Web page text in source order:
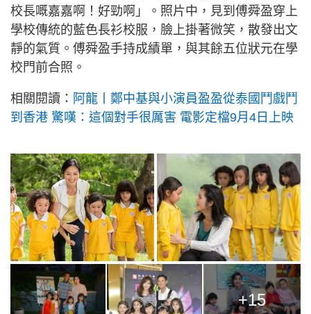
校長嘅嘉嘉啊！好勁啊」。照片中，見到傅舜盈穿上
學校傳統的藍色長衫校服，臉上掛著微笑，散發出文
靜的氣質。傅舜盈手持成績單，與其餘五位狀元在學
校門前合照。
相關閱讀： 阿龍丨鄭中基與小演員盈盈從泰國鬥戲鬥
到香港 驚嘆：這個對手很厲害 電影定檔9月4日上映
+15